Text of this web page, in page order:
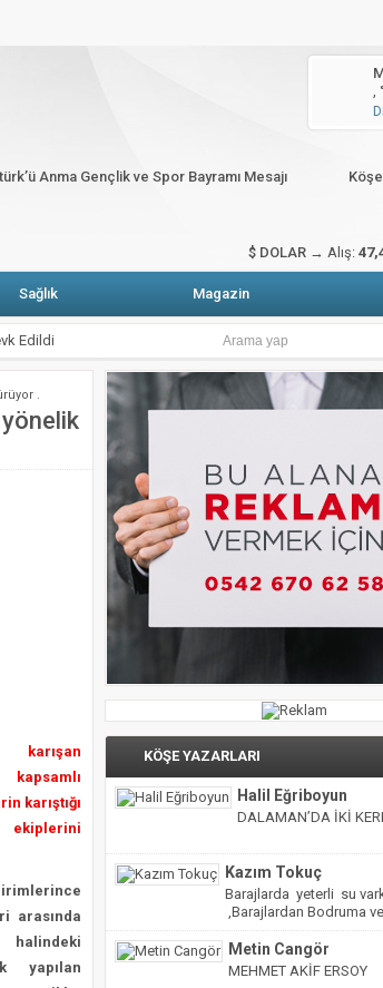
abone sayısı yüzde dört bin arttı
Hava
,
Anma Gençlik ve Spor Bayramı Mesajı
$ DOLAR → Alış:
Sağlık Magazin
Edildi
.
karıştığı
ekiplerini
arasında
yapılan
KÖŞE YAZARLARI
Halil Eğriboyun
DALAMAN’DA İKİ
Kazım Tokuç
Barajlarda yeterli su
,Barajlardan Bodruma
miktarı yarıya indirilmiş!
Metin Cangör
MEHMET AKİF ERSOY